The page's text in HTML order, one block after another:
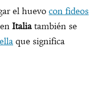
el huevo con fideos
Italiatambién se
que significa